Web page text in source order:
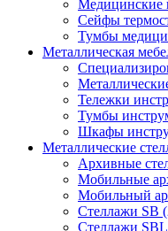
Сейфы
Тумбы
Металлическая
Тележки
Тумбы
Шкафы
Металлические
Архивные
Мобильные
Мобильный
Стеллажи SB
Стеллажи SBL